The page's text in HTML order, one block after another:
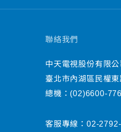
聯絡我們
中天電視股份有限公
臺北市內湖區民權
總機： (02)6600-
客服專線： 02-